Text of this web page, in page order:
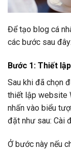
Để tạo blog cá
các bước sau đây:
Bước 1: Thiết
Sau khi đã chọn
thiết lập website
nhấn vào biểu
đặt như sau: Cài
Ở bước này nếu